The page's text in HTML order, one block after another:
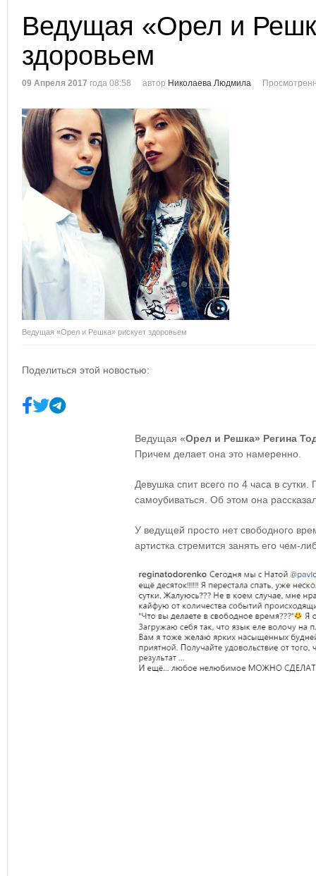
Ведущая «Орел и
здоровьем
09 Апреля 2017 года 08:58 автор Николаева Людмила
Ведущая «Орел и Решка» рискует здоровьем
Поделиться этой новостью:
Ведущая «Орел и Решка» Регина
Причем делает она это намеренно.
Девушка спит всего по 4 часа в
самоубиваться. Об этом она
У ведущей просто нет свободного
артистка стремится занять его чем-